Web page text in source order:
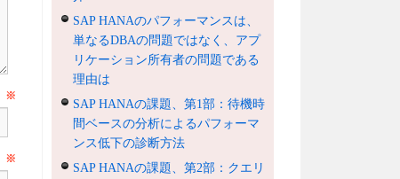
※
※
SAP HANAのパフォーマンスは、
単なるDBAの問題ではなく、アプ
リケーション所有者の問題である
理由は
SAP HANAの課題、第1部：待機時
間ベースの分析によるパフォーマ
ンス低下の診断方法
SAP HANAの課題、第2部：クエリ